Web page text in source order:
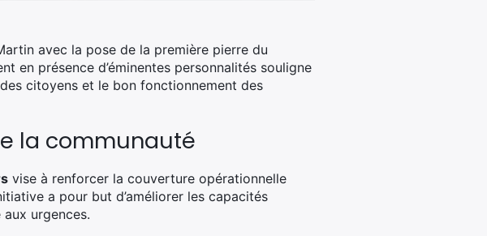
avec la pose de la première pierre du
en présence d’éminentes personnalités souligne
citoyens et le bon fonctionnement des
la communauté
vise à renforcer la couverture opérationnelle
a pour but d’améliorer les capacités
urgences.